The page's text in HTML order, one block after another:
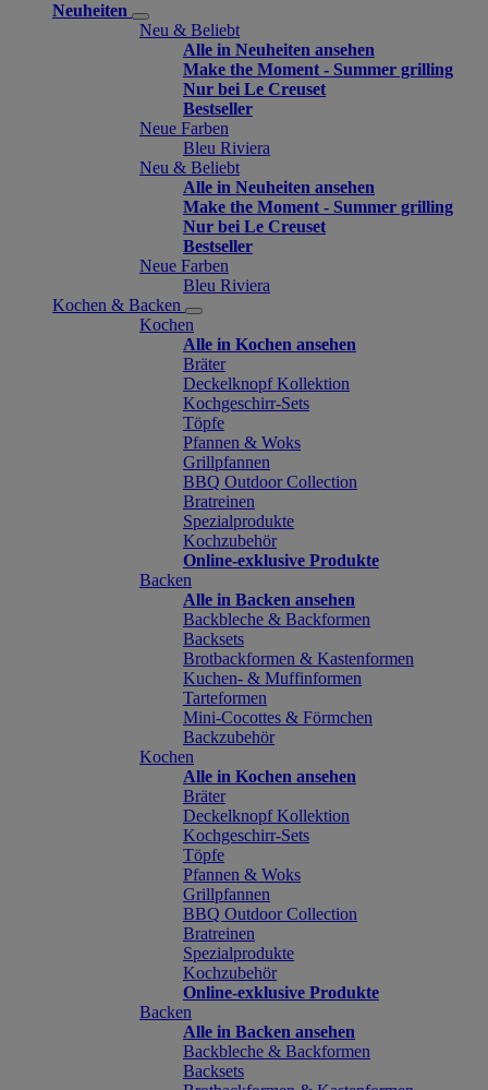
Neuheiten
Neu & Beliebt
Alle in Neuheiten ansehen
Make the Moment - Summer grilling
Nur bei Le Creuset
Bestseller
Neue Farben
Bleu Riviera
Neu & Beliebt
Alle in Neuheiten ansehen
Make the Moment - Summer grilling
Nur bei Le Creuset
Bestseller
Neue Farben
Bleu Riviera
Kochen & Backen
Kochen
Alle in Kochen ansehen
Bräter
Deckelknopf Kollektion
Kochgeschirr-Sets
Töpfe
Pfannen & Woks
Grillpfannen
BBQ Outdoor Collection
Bratreinen
Spezialprodukte
Kochzubehör
Online-exklusive Produkte
Backen
Alle in Backen ansehen
Backbleche & Backformen
Backsets
Brotbackformen & Kastenformen
Kuchen- & Muffinformen
Tarteformen
Mini-Cocottes & Förmchen
Backzubehör
Kochen
Alle in Kochen ansehen
Bräter
Deckelknopf Kollektion
Kochgeschirr-Sets
Töpfe
Pfannen & Woks
Grillpfannen
BBQ Outdoor Collection
Bratreinen
Spezialprodukte
Kochzubehör
Online-exklusive Produkte
Backen
Alle in Backen ansehen
Backbleche & Backformen
Backsets